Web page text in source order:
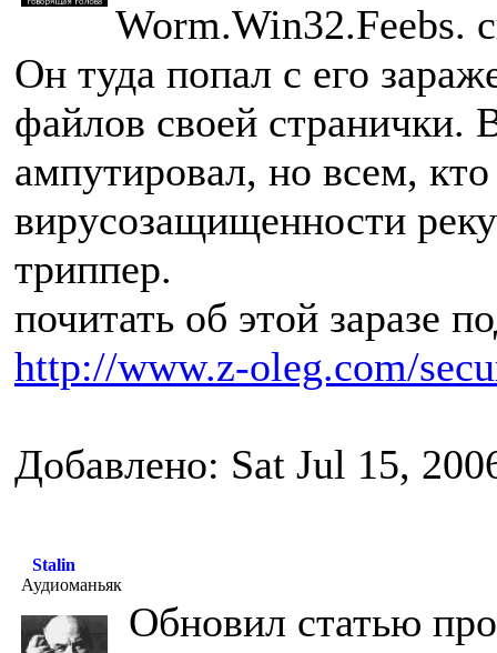
Worm.Win32.Feebs.
Он туда попал с его
файлов своей странички.
ампутировал, но всем,
вирусозащищенности
триппер.
почитать об этой заразе
http://www.z-oleg.com/
Добавлено: Sat Jul 15,
Stalin
Аудиоманьяк
Обновил статью